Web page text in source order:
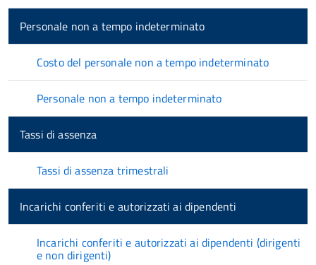
Personale non a tempo indeterminato
Costo del personale non a tempo indeterminato
Personale non a tempo indeterminato
Tassi di assenza
Tassi di assenza trimestrali
Incarichi conferiti e autorizzati ai dipendenti
Incarichi conferiti e autorizzati ai dipendenti (dirigenti
e non dirigenti)